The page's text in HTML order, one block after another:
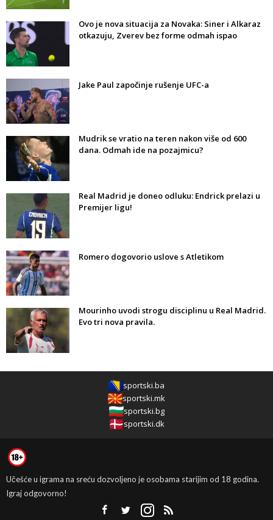
Ovo je nova situacija za Novaka: Siner i Alkaraz
otkazuju, Zverev bez forme odmah ispao
Jake Paul započinje rušenje UFC-a
Mudrik se vratio na teren nakon više od 600
dana. Odmah ide na pozajmicu?
Real Madrid je doneo odluku: Endrick prelazi u
Premijer ligu!
Romero dogovorio uslove s Atletikom
Mourinho uvodi strogu disciplinu u Real Madrid.
Evo tri nova pravila.
sportski.ba
sportski.mk
sportski.bg
sportski.dk
Učešće u igrama na sreću dozvoljeno je osobama starijim od 18 godina.
Igraj odgovorno!